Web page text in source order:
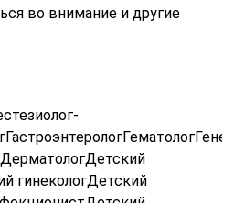
во внимание и другие
гинекологДетский